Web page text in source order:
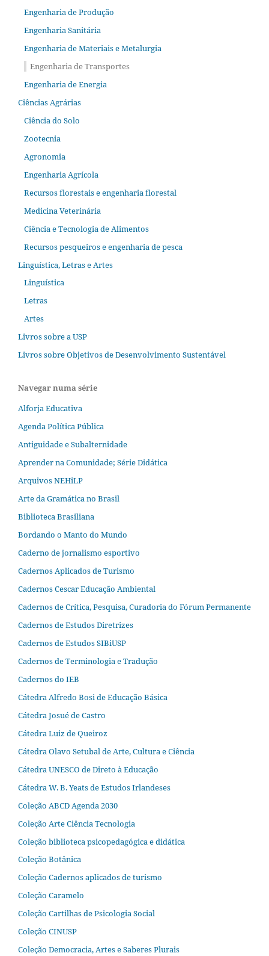
Engenharia de Produção
Engenharia Sanitária
Engenharia de Materiais e Metalurgia
Engenharia de Transportes
Engenharia de Energia
Ciências Agrárias
Ciência do Solo
Zootecnia
Agronomia
Engenharia Agrícola
Recursos florestais e engenharia florestal
Medicina Veterinária
Ciência e Tecnologia de Alimentos
Recursos pesqueiros e engenharia de pesca
Linguística, Letras e Artes
Linguística
Letras
Artes
Livros sobre a USP
Livros sobre Objetivos de Desenvolvimento Sustentável
Navegar numa série
Alforja Educativa
Agenda Política Pública
Antiguidade e Subalternidade
Aprender na Comunidade; Série Didática
Arquivos NEHiLP
Arte da Gramática no Brasil
Biblioteca Brasiliana
Bordando o Manto do Mundo
Caderno de jornalismo esportivo
Cadernos Aplicados de Turismo
Cadernos Cescar Educação Ambiental
Cadernos de Crítica, Pesquisa, Curadoria do Fórum Permanente
Cadernos de Estudos Diretrizes
Cadernos de Estudos SIBiUSP
Cadernos de Terminologia e Tradução
Cadernos do IEB
Cátedra Alfredo Bosi de Educação Básica
Cátedra Josué de Castro
Cátedra Luiz de Queiroz
Cátedra Olavo Setubal de Arte, Cultura e Ciência
Cátedra UNESCO de Direto à Educação
Cátedra W. B. Yeats de Estudos Irlandeses
Coleção ABCD Agenda 2030
Coleção Arte Ciência Tecnologia
Coleção biblioteca psicopedagógica e didática
Coleção Botânica
Coleção Cadernos aplicados de turismo
Coleção Caramelo
Coleção Cartilhas de Psicologia Social
Coleção CINUSP
Coleção Democracia, Artes e Saberes Plurais